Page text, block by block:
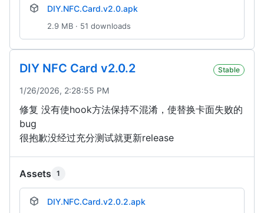
DIY.NFC.Card.v2.0.apk
2.9 MB · 51 downloads
DIY NFC Card v2.0.2 Stable
1/26/2026, 2:28:55 PM
修复 没有使hook方法保持不混淆，使替换卡面失败的
bug
很抱歉没经过充分测试就更新release
Assets 1
DIY.NFC.Card.v2.0.2.apk